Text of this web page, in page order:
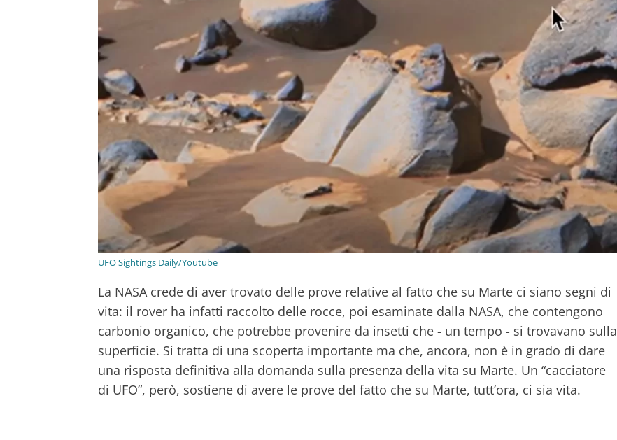
UFO Sightings Daily/Youtube
La NASA crede di aver trovato delle prove relative al fatto che su Marte ci siano segni di
vita: il rover ha infatti raccolto delle rocce, poi esaminate dalla NASA, che contengono
carbonio organico, che potrebbe provenire da insetti che - un tempo - si trovavano sulla
superficie. Si tratta di una scoperta importante ma che, ancora, non è in grado di dare
una risposta definitiva alla domanda sulla presenza della vita su Marte. Un “cacciatore
di UFO”, però, sostiene di avere le prove del fatto che su Marte, tutt’ora, ci sia vita.